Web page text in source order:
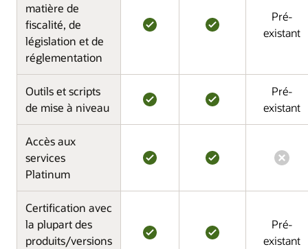
matière de
fiscalité, de
législation et de
réglementation
Pré-
existant
Outils et scripts
de mise à niveau
Pré-
existant
Accès aux
services
Platinum
Certification avec
la plupart des
produits/versions
Pré-
existant